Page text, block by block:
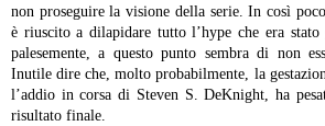
non proseguire la visione della serie. In così
è riuscito a dilapidare tutto l’hype che era stato
palesemente, a questo punto sembra di non
Inutile dire che, molto probabilmente, la
l’addio in corsa di Steven S. DeKnight, ha
risultato finale.